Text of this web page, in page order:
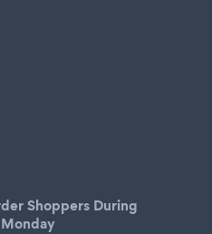
Shoppers During